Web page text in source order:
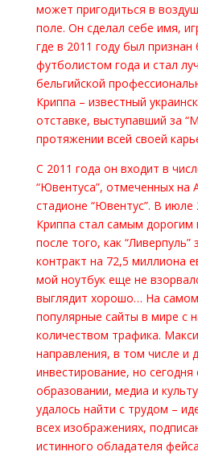
может пригодиться в
поле. Он сделал себе имя,
где в 2011 году был признан
футболистом года и стал
бельгийской
Криппа – известный
отставке, выступавший за
протяжении всей своей
С 2011 года он входит в
“Ювентуса”, отмеченных на
стадионе “Ювентус”. В
Криппа стал самым дорогим
после того, как “Ливерпуль”
контракт на 72,5 миллиона
мой ноутбук еще не
выглядит хорошо… На
популярные сайты в мире с
количеством трафика.
направления, в том числе и
инвестирование, но сегодня
образовании, медиа и
удалось найти с трудом –
всех изображениях,
истинного обладателя